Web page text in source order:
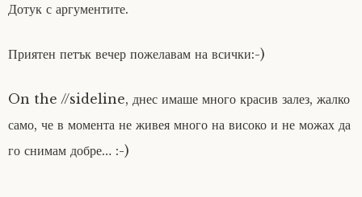
Дотук с аргументите.
Приятен петък вечер пожелавам на всички:-)
On the //sideline, днес имаше много красив залез, жалко
само, че в момента не живея много на високо и не можах да
го снимам добре… :-)